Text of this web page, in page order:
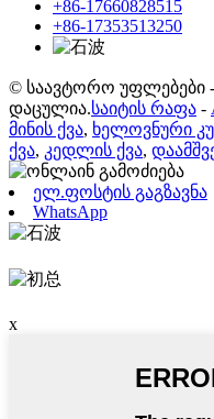
+86-17660828515
+86-17353513250
© საავტორო უფლებები
დაცულია.საიტის რაფა -
მინის ქვა, ხელოვნური
ქვა, კედლის ქვა,
ელ.ფოსტის გაგზავნა
WhatsApp
x